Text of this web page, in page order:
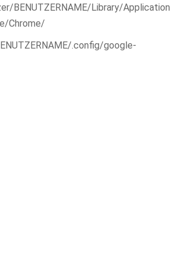
BENUTZERNAME/Library/Application
Chrome/
.config/google-